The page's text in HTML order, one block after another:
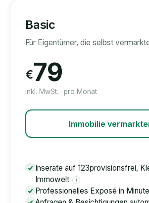
Basic
Für Eigentümer, die selbst
€79
inkl. MwSt. · pro Monat
Immobilie
Inserate auf 123provisionsfrei,
Immowelt
i
Professionelles Exposé in